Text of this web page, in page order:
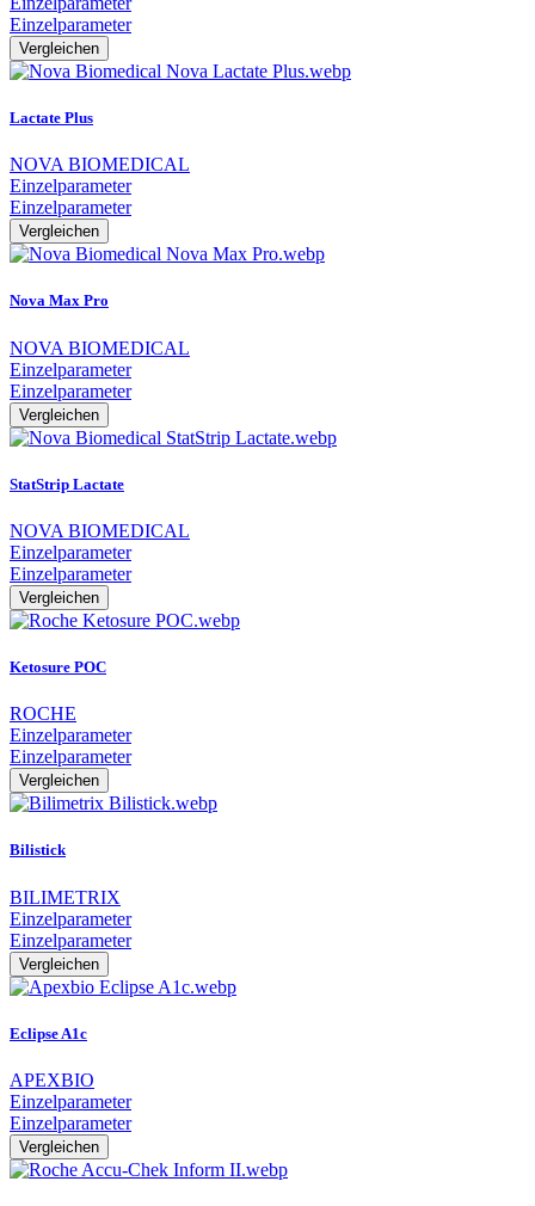
Einzelparameter
Vergleichen
Lactate Plus
NOVA BIOMEDICAL
Einzelparameter
Einzelparameter
Vergleichen
Nova Max Pro
NOVA BIOMEDICAL
Einzelparameter
Einzelparameter
Vergleichen
StatStrip Lactate
NOVA BIOMEDICAL
Einzelparameter
Einzelparameter
Vergleichen
Ketosure POC
ROCHE
Einzelparameter
Einzelparameter
Vergleichen
Bilistick
BILIMETRIX
Einzelparameter
Einzelparameter
Vergleichen
Eclipse A1c
APEXBIO
Einzelparameter
Einzelparameter
Vergleichen